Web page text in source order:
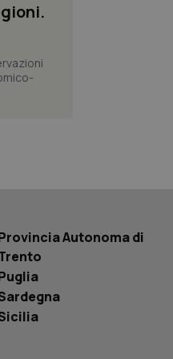
Autonoma di
incorporati
del sito web sta
di
tenere traccia